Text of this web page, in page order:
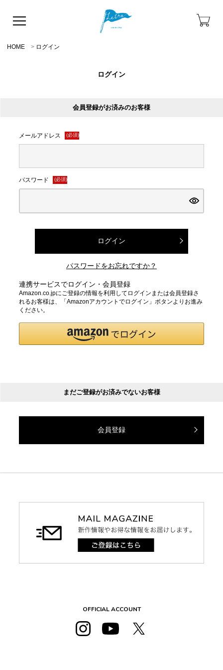
HOME ログイン
ログイン
会員登録がお済みのお客様
メールアドレス (必須)
パスワード (必須)
ログイン
パスワードをお忘れですか？
連携サービスでログイン・会員登録
Amazon.co.jpにご登録の情報を利用してログインまたは会員登録さ
れるお客様は、「Amazonアカウントでログイン」ボタンよりお進み
ください。
まだご登録がお済みでないお客様
会員登録
OFFICIAL ACCOUNT